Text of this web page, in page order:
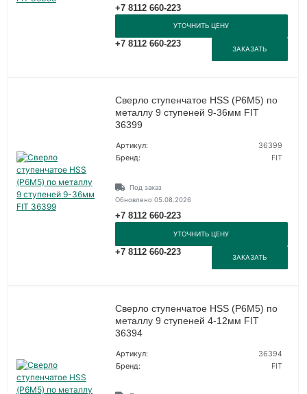
+7 8112 660-223
УТОЧНИТЬ ЦЕНУ
+7 8112 660-223
ЗАКАЗАТЬ
Сверло ступенчатое HSS (Р6М5) по
металлу 9 ступеней 9-36мм FIT
36399
Артикул:
36399
Бренд:
FIT
Под заказ
Обновлено 05.08.2026
+7 8112 660-223
УТОЧНИТЬ ЦЕНУ
+7 8112 660-223
ЗАКАЗАТЬ
Сверло ступенчатое HSS (Р6М5) по
металлу 9 ступеней 4-12мм FIT
36394
Артикул:
36394
Бренд:
FIT